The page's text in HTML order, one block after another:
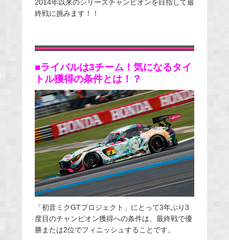
2014年以来のシリーズチャンピオンを目指して最
終戦に挑みます！！
■ライバルは3チーム！気になるタイ
トル獲得の条件とは！？
「初音ミクGTプロジェクト」にとって3年ぶり3
度目のチャンピオン獲得への条件は、最終戦で優
勝または2位でフィニッシュすることです。